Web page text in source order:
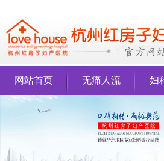
网站首页 无痛人流 妇